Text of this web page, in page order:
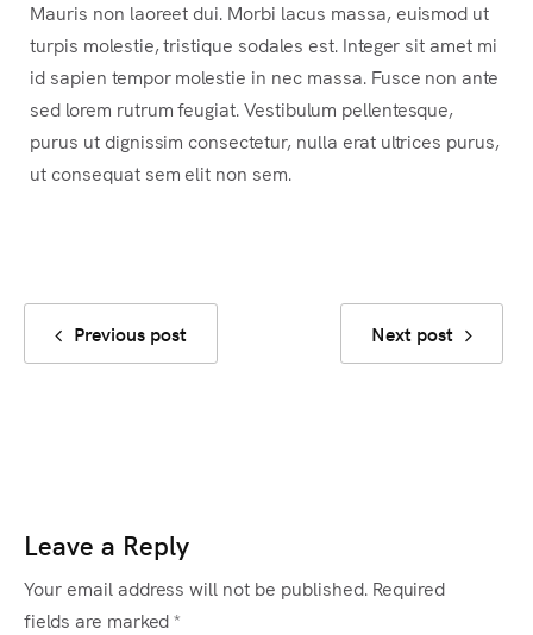
Mauris non laoreet dui. Morbi lacus massa, euismod ut
turpis molestie, tristique sodales est. Integer sit amet mi
id sapien tempor molestie in nec massa. Fusce non ante
sed lorem rutrum feugiat. Vestibulum pellentesque,
purus ut dignissim consectetur, nulla erat ultrices purus,
ut consequat sem elit non sem.
Previous post Next post
Leave a Reply
Your email address will not be published. Required
fields are marked*